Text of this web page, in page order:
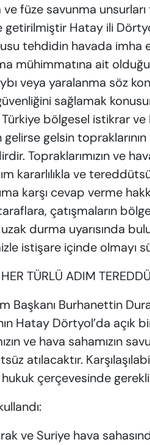
ve füze savunma
getirilmiştir Hatay ili
tehdidin havada imha
mühimmatına ait
veya yaralanma söz
sağlamak
bölgesel istikrar
gelsin
Topraklarımızın ve
kararlılıkla ve
karşı cevap verme
çatışmaların
durma uyarısında
istişare içinde olmayı
TÜRLÜ ADIM
Başkanı Burhanettin
Hatay Dörtyol’da açık
ve hava sahamızın
atılacaktır.
çerçevesinde
ve Suriye hava